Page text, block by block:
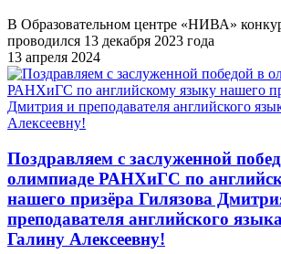
В Образовательном центре «НИВА»
проводился 13 декабря 2023 года
13 апреля 2024
Поздравляем с заслуженной
олимпиаде РАНХиГС по
нашего призёра Гилязова
преподавателя английского
Галину Алексеевну!